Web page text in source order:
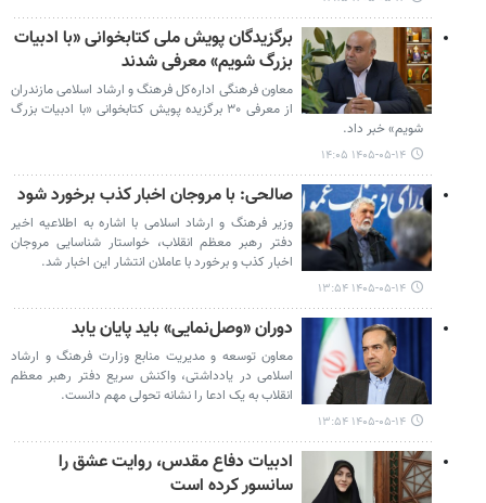
برگزیدگان پویش ملی کتابخوانی «با ادبیات
بزرگ شویم» معرفی شدند
معاون فرهنگی اداره‌کل فرهنگ و ارشاد اسلامی مازندران
از معرفی ۳۰ برگزیده پویش کتابخوانی «با ادبیات بزرگ
شویم» خبر داد.
۱۴۰۵-۰۵-۱۴ ۱۴:۰۵
صالحی: با مروجان اخبار کذب برخورد شود
وزیر فرهنگ و ارشاد اسلامی با اشاره به اطلاعیه اخیر
دفتر رهبر معظم انقلاب، خواستار شناسایی مروجان
اخبار کذب و برخورد با عاملان انتشار این اخبار شد.
۱۴۰۵-۰۵-۱۴ ۱۳:۵۴
دوران «وصل‌نمایی» باید پایان یابد
معاون توسعه و مدیریت منابع وزارت فرهنگ و ارشاد
اسلامی در یادداشتی، واکنش سریع دفتر رهبر معظم
انقلاب به یک ادعا را نشانه تحولی مهم دانست.
۱۴۰۵-۰۵-۱۴ ۱۳:۵۴
ادبیات دفاع مقدس، روایت عشق را
سانسور کرده است